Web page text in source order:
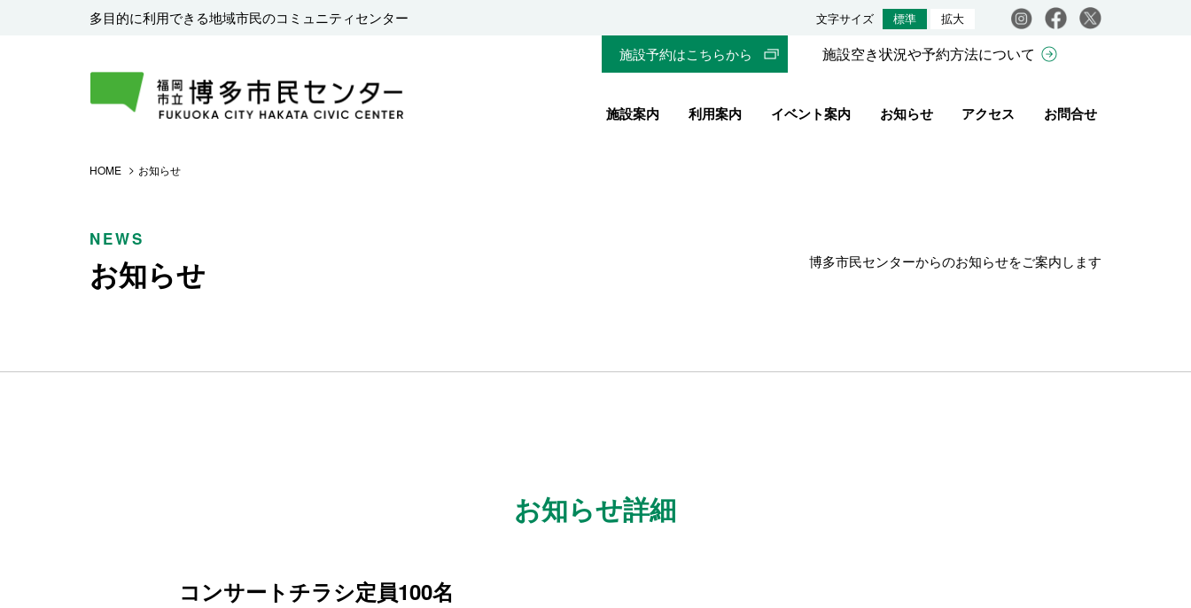
多目的に利用できる地域市民のコミュニティセンター 文字サイズ 標準 拡大 Instagramfacebook
施設予約はこちらから
施設空き状況や予約方法について
施設案内 利用案内 イベント案内 お知らせ アクセス お問合せ
HOME お知らせ
NEWS
お知らせ 博多市民センターからのお知らせをご案内します
お知らせ詳細
コンサートチラシ定員100名